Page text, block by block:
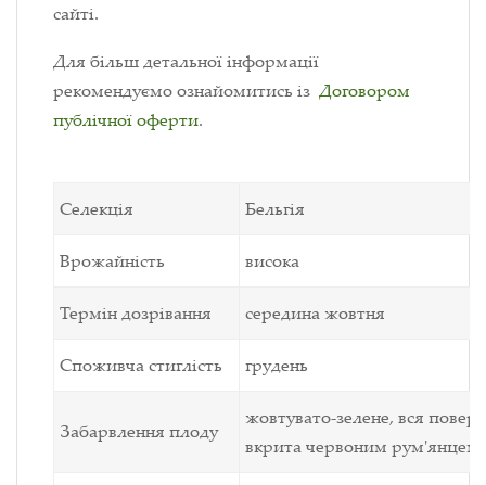
сайті.
Для більш детальної інформації
рекомендуємо ознайомитись із Договором
публічної оферти.
Селекція Бельгія
Врожайність висока
Термін дозрівання середина жовтня
Споживча стиглість грудень
Забарвлення плоду
жовтувато-зелене, вся
вкрита червоним рум'янцем